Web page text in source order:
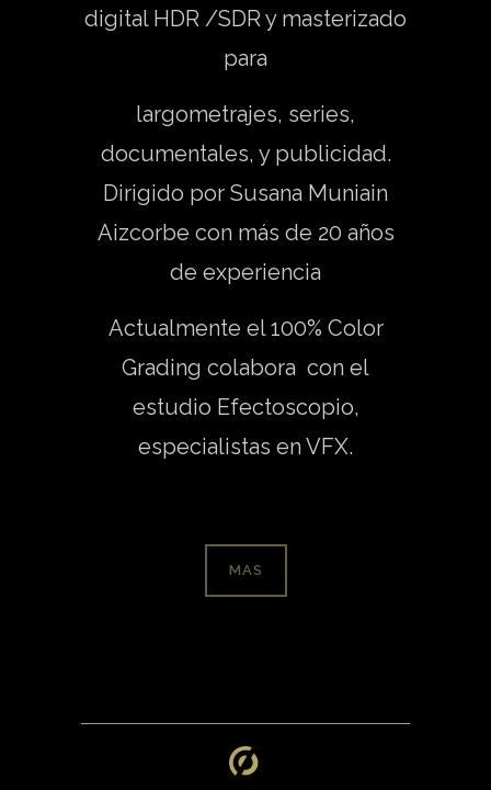
digital HDR /SDR y masterizado
para
largometrajes, series,
documentales, y publicidad.
Dirigido por Susana Muniain
Aizcorbe con más de 20 años
de experiencia
Actualmente el 100% Color
Grading colabora con el
estudio Efectoscopio,
especialistas en VFX.
MAS